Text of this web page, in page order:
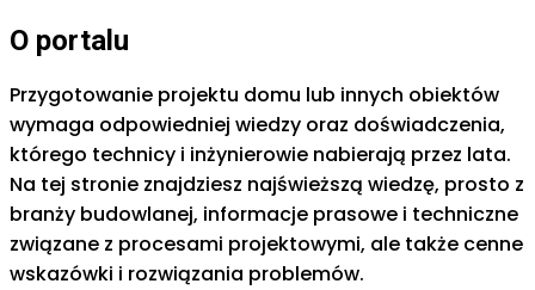
O portalu
Przygotowanie projektu domu lub innych obiektów
wymaga odpowiedniej wiedzy oraz doświadczenia,
którego technicy i inżynierowie nabierają przez lata.
Na tej stronie znajdziesz najświeższą wiedzę, prosto z
branży budowlanej, informacje prasowe i techniczne
związane z procesami projektowymi, ale także cenne
wskazówki i rozwiązania problemów.